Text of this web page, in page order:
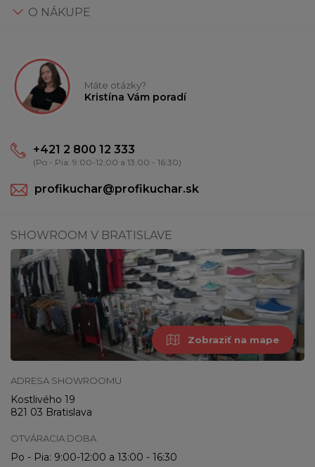
O NÁKUPE
Máte otázky?
Kristína Vám poradí
+421 2 800 12 333
(Po - Pia: 9:00-12:00 a 13:00 - 16:30)
profikuchar@profikuchar.sk
SHOWROOM V BRATISLAVE
Zobraziť na mape
ADRESA SHOWROOMU
Kostlivého 19
821 03 Bratislava
OTVÁRACIA DOBA
Po - Pia: 9:00-12:00 a 13:00 - 16:30